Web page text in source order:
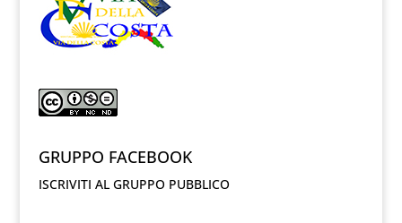
GRUPPO FACEBOOK
ISCRIVITI AL GRUPPO PUBBLICO